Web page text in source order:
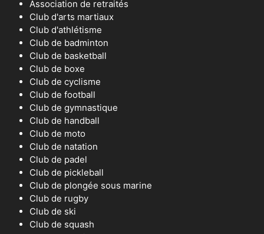
Association de retraités
Club d'arts martiaux
Club d'athlétisme
Club de badminton
Club de basketball
Club de boxe
Club de cyclisme
Club de football
Club de gymnastique
Club de handball
Club de moto
Club de natation
Club de padel
Club de pickleball
Club de plongée sous marine
Club de rugby
Club de ski
Club de squash